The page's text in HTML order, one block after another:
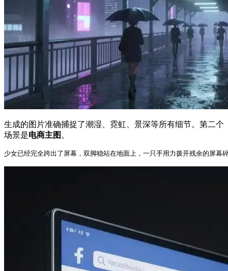
生成的图片准确捕捉了潮湿、霓虹、景深等所有细节。第二个
场景是电商主图 。
少女已经完全跨出了屏幕，双脚稳站在地面上，一只手用力拨开残余的屏